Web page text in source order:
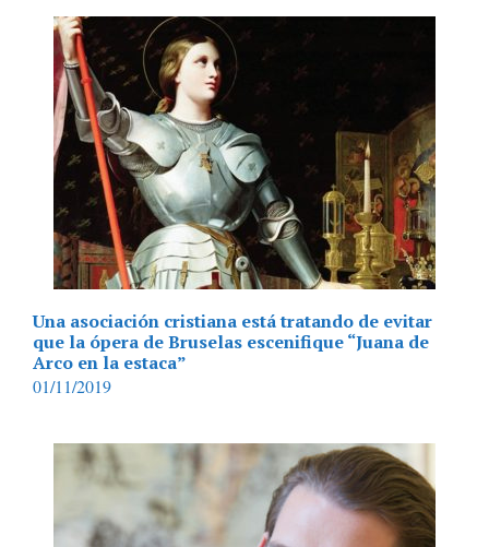
Una asociación cristiana está tratando de evitar
que la ópera de Bruselas escenifique “Juana de
Arco en la estaca”
01/11/2019